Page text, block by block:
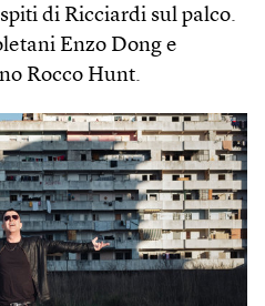
di Ricciardi sul palco.
Enzo Dong e
Rocco Hunt.